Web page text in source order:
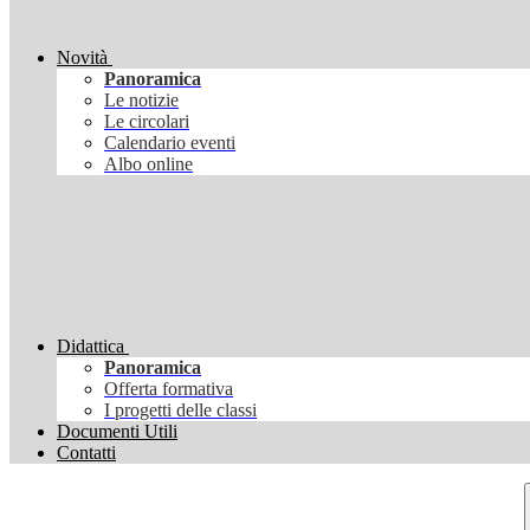
Novità
Panoramica
Le notizie
Le circolari
Calendario eventi
Albo online
Didattica
Panoramica
Offerta formativa
I progetti delle classi
Documenti Utili
Contatti